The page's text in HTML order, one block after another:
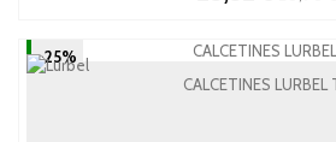
-25%
CALCETINES LURBEL